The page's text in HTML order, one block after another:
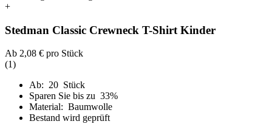
+
Stedman Classic Crewneck T-Shirt Kinder
Ab 2,08 € pro Stück
(1)
Ab: 20 Stück
Sparen Sie bis zu 33%
Material: Baumwolle
Bestand wird geprüft